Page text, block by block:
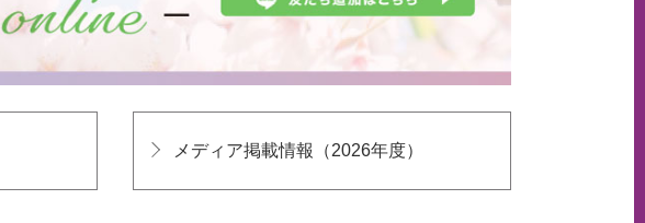
メディア掲載情報（2026年度）